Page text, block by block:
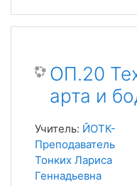
ОП.20
арта и
Учитель: ЙОТК-
Преподаватель
Тонких Лариса
Геннадьевна